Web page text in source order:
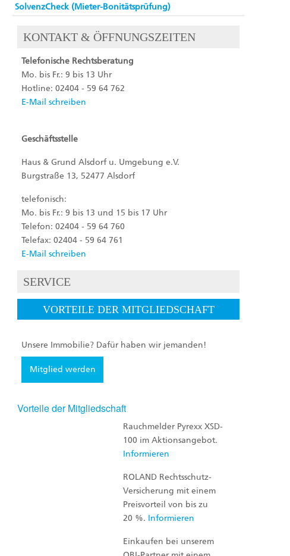
SolvenzCheck (Mieter-Bonitätsprüfung)
KONTAKT & ÖFFNUNGSZEITEN
Telefonische Rechtsberatung
Mo. bis Fr.: 9 bis 13 Uhr
Hotline: 02404 - 59 64 762
E-Mail schreiben
Geschäftsstelle
Haus & Grund Alsdorf u. Umgebung e.V.
Burgstraße 13, 52477 Alsdorf
telefonisch:
Mo. bis Fr.: 9 bis 13 und 15 bis 17 Uhr
Telefon: 02404 - 59 64 760
Telefax: 02404 - 59 64 761
E-Mail schreiben
SERVICE
VORTEILE DER MITGLIEDSCHAFT
Unsere Immobilie? Dafür haben wir jemanden!
Mitglied werden
Vorteile der Mitgliedschaft
Rauchmelder Pyrexx XSD-
100 im Aktionsangebot.
Informieren
ROLAND Rechtsschutz-
Versicherung mit einem
Preisvorteil von bis zu
20 %. Informieren
Einkaufen bei unserem